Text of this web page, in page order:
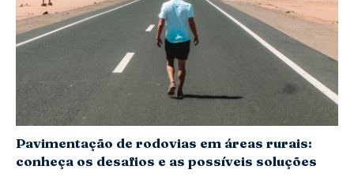
Pavimentação de rodovias em áreas rurais:
conheça os desafios e as possíveis soluções